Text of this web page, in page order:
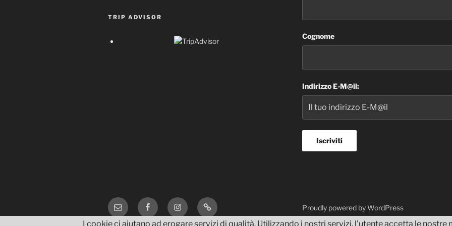
TRIP ADVISOR
Cognome
Indirizzo E-M@il:
Email FacebookInstagramTripAdvisor Proudly powered by WordPress
I cookie ci aiutano ad erogare servizi di qualità. Utilizzando i nostri servizi, l'utente accetta le nostre